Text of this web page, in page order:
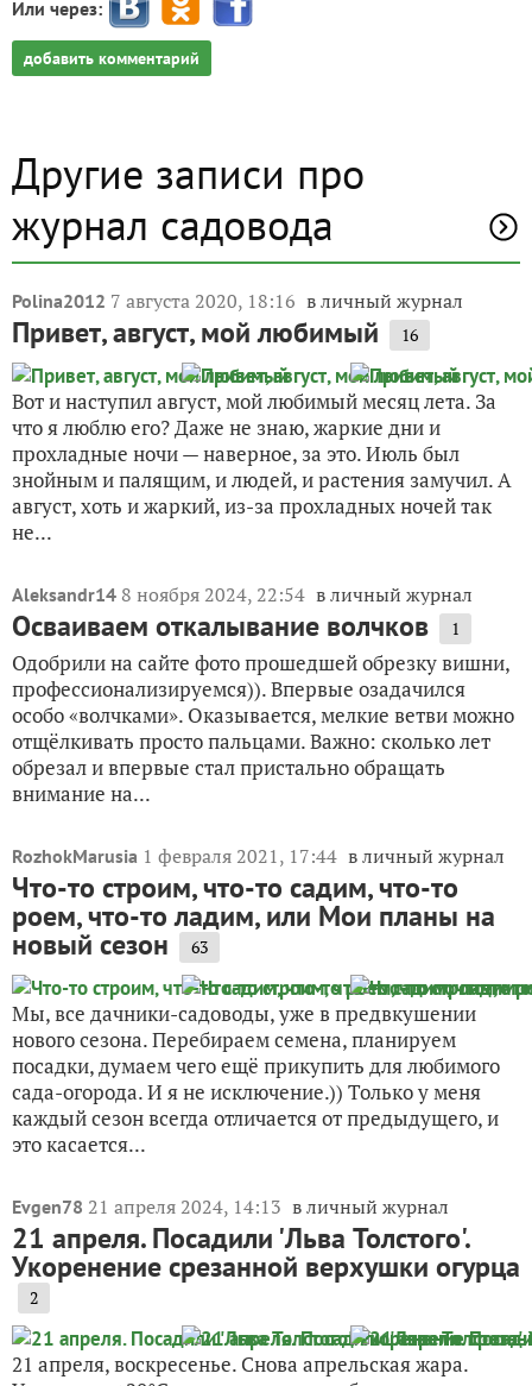
Или через:
добавить комментарий
Другие записи про
журнал садовода
Polina2012 7 августа 2020, 18:16 в личный журнал
Привет, август, мой любимый 16
Вот и наступил август, мой любимый месяц лета. За
что я люблю его? Даже не знаю, жаркие дни и
прохладные ночи — наверное, за это. Июль был
знойным и палящим, и людей, и растения замучил. А
август, хоть и жаркий, из-за прохладных ночей так
не...
Aleksandr14 8 ноября 2024, 22:54 в личный журнал
Осваиваем откалывание волчков 1
Одобрили на сайте фото прошедшей обрезку вишни,
профессионализируемся)). Впервые озадачился
особо «волчками». Оказывается, мелкие ветви можно
отщёлкивать просто пальцами. Важно: сколько лет
обрезал и впервые стал пристально обращать
внимание на...
RozhokMarusia 1 февраля 2021, 17:44 в личный журнал
Что-то строим, что-то садим, что-то
роем, что-то ладим, или Мои планы на
новый сезон 63
Мы, все дачники-садоводы, уже в предвкушении
нового сезона. Перебираем семена, планируем
посадки, думаем чего ещё прикупить для любимого
сада-огорода. И я не исключение.)) Только у меня
каждый сезон всегда отличается от предыдущего, и
это касается...
Evgen78 21 апреля 2024, 14:13 в личный журнал
21 апреля. Посадили 'Льва Толстого'.
Укоренение срезанной верхушки огурца
2
21 апреля, воскресенье. Снова апрельская жара.